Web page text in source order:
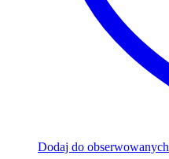
Dodaj do obserwowanych